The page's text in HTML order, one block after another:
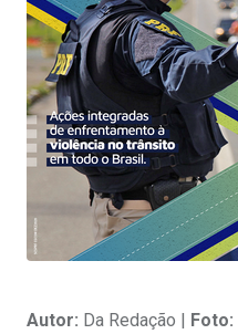
Autor: Da Redação | Foto: